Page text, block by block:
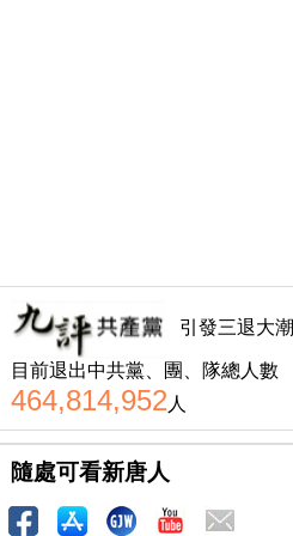
引發三退大潮
目前退出中共黨、團、隊總人數
464,814,952 人
隨處可看新唐人